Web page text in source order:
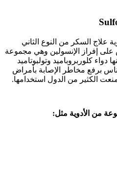
علاج السكر من النوع الثاني
إفراز الإنسولين وهي مجموعة
كلوربروباميد وتولبوتاميد
برفع مخاطر الإصابة بأمراض
الكثير من الدول استخدامها.
من الأدوية مثل: